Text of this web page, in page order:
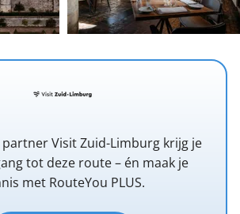
Visit Zuid-Limburg krijg je
tot deze route – én maak je
met RouteYou PLUS.